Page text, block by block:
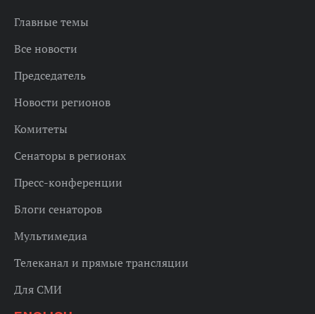
Главные темы
Все новости
Председатель
Новости регионов
Комитеты
Сенаторы в регионах
Пресс-конференции
Блоги сенаторов
Мультимедиа
Телеканал и прямые трансляции
Для СМИ